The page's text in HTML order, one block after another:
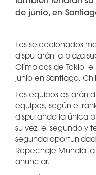
de junio, en
Los seleccionados
disputarán la plaza
Olímpicos de Tokio,
junio en Santiago,
Los equipos estarán
equipos, según el
disputando la única
su vez, el segundo y
segunda
Repechaje Mundial
anunciar.